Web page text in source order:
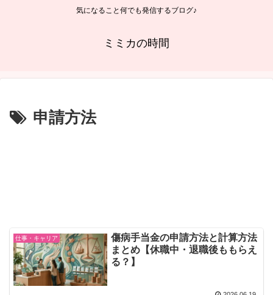
気になること何でも発信するブログ♪
ミミカの時間
申請方法
仕事・キャリア
傷病手当金の申請方法と計算方法
まとめ【休職中・退職後ももらえ
る？】